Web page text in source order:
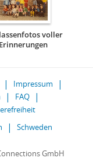
voller
Erinnerungen
Impressum
FAQ
Schweden
GmbH